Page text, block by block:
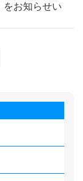
をお知らせい